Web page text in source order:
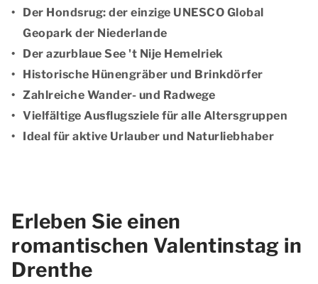
Der Hondsrug: der einzige UNESCO Global
Geopark der Niederlande
Der azurblaue See 't Nije Hemelriek
Historische Hünengräber und Brinkdörfer
Zahlreiche Wander- und Radwege
Vielfältige Ausflugsziele für alle Altersgruppen
Ideal für aktive Urlauber und Naturliebhaber
Erleben Sie einen
romantischen Valentinstag in
Drenthe